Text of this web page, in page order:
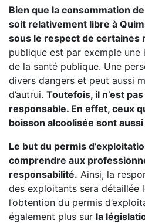
Bien que la consommation
soit relativement libre à
sous le respect de certaines
publique est par exemple
de la santé publique. Une
divers dangers et peut aussi
d’autrui. Toutefois, il n’est
responsable. En effet, ceux
boisson alcoolisée sont
Le but du permis
comprendre aux
responsabilité. Ainsi, la
des exploitants sera détaillée
l’obtention du permis
également plus sur la